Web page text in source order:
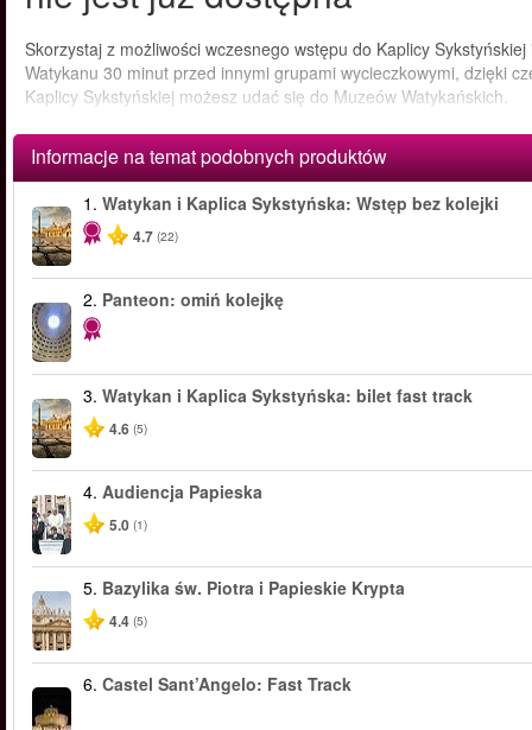
Skorzystaj z możliwości wczesnego wstępu do Kaplicy
Watykanu 30 minut przed innymi grupami wycieczkowymi, dzięki
Kaplicy Sykstyńskiej możesz udać się do Muzeów Watykańskich.
Informacje na temat podobnych produktów
1. Watykan i Kaplica Sykstyńska: Wstęp bez kolejki
4.7 (22)
2. Panteon: omiń kolejkę
3. Watykan i Kaplica Sykstyńska: bilet fast track
4.6 (5)
4. Audiencja Papieska
5.0 (1)
5. Bazylika św. Piotra i Papieskie Krypta
4.4 (5)
6. Castel Sant’Angelo: Fast Track